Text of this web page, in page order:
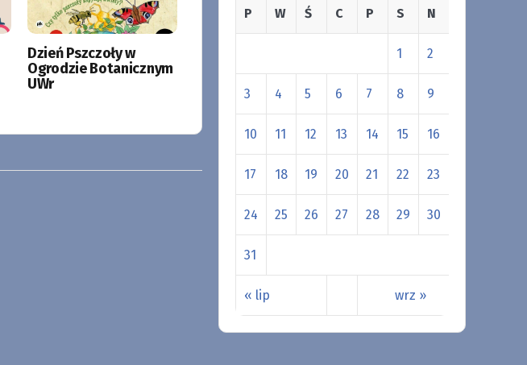
Dzień Pszczoły w
Ogrodzie Botanicznym
UWr
P W Ś C P S N
« lip wrz »
1 2
3 4 5 6 7 8 9
10 11 12 13 14 15 16
17 18 19 20 21 22 23
24 25 26 27 28 29 30
31